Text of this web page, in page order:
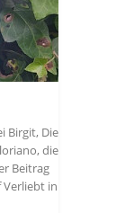
Birgit, Die
die
Beitrag
Verliebt in